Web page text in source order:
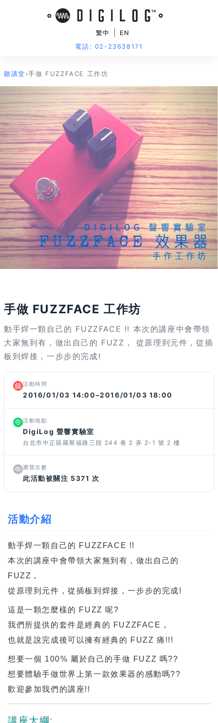
繁中
EN
電話: 02-23638171
聽講堂›手做 FUZZFACE 工作坊
手做 FUZZFACE 工作坊
動手焊一顆自己的 FUZZFACE !! 本次的講座中會帶領
大家無到有，做出自己的 FUZZ， 從原理到元件，從插
板到焊接，一步步的完成!
活動時間
2016/01/03 14:00–2016/01/03 18:00
活動地點
DigiLog 聲響實驗室
台北市中正區羅斯福路三段 244 巷 2 弄 2-1 號 2 樓
瀏覽次數
此活動被關注 5371 次
活動介紹
動手焊一顆自己的 FUZZFACE !!
本次的講座中會帶領大家無到有，做出自己的
FUZZ，
從原理到元件，從插板到焊接，一步步的完成!
這是一顆怎麼樣的 FUZZ 呢?
我們所提供的套件是經典的 FUZZFACE，
也就是說完成後可以擁有經典的 FUZZ 痛!!!
想要一個 100% 屬於自己的手做 FUZZ 嗎??
想要體驗手做世界上第一款效果器的感動嗎??
歡迎參加我們的講座!!
講座大綱: